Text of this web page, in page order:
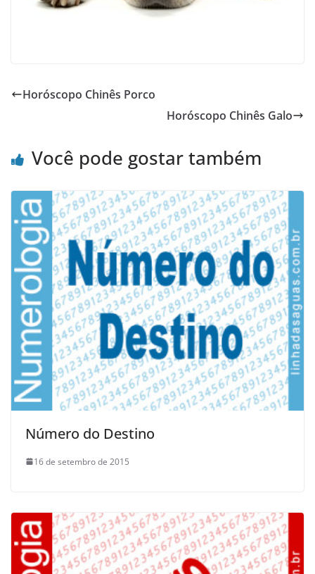
Horóscopo Chinês Porco
Horóscopo Chinês Galo
Você pode gostar também
Número do Destino
16 de setembro de 2015